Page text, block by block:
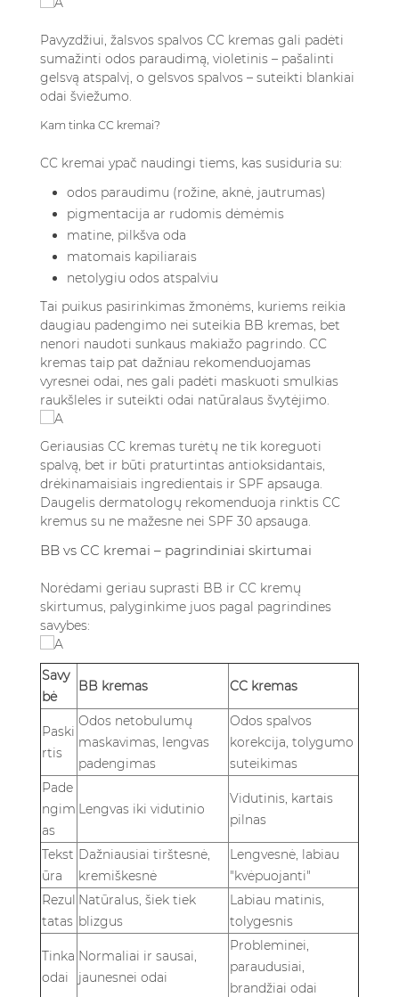
Pavyzdžiui, žalsvos spalvos CC kremas gali padėti
sumažinti odos paraudimą, violetinis – pašalinti
gelsvą atspalvį, o gelsvos spalvos – suteikti blankiai
odai šviežumo.
Kam tinka CC kremai?
CC kremai ypač naudingi tiems, kas susiduria su:
odos paraudimu (rožine, aknė, jautrumas)
pigmentacija ar rudomis dėmėmis
matine, pilkšva oda
matomais kapiliarais
netolygiu odos atspalviu
Tai puikus pasirinkimas žmonėms, kuriems reikia
daugiau padengimo nei suteikia BB kremas, bet
nenori naudoti sunkaus makiažo pagrindo. CC
kremas taip pat dažniau rekomenduojamas
vyresnei odai, nes gali padėti maskuoti smulkias
raukšleles ir suteikti odai natūralaus švytėjimo.
Geriausias CC kremas turėtų ne tik koreguoti
spalvą, bet ir būti praturtintas antioksidantais,
drėkinamaisiais ingredientais ir SPF apsauga.
Daugelis dermatologų rekomenduoja rinktis CC
kremus su ne mažesne nei SPF 30 apsauga.
BB vs CC kremai – pagrindiniai skirtumai
Norėdami geriau suprasti BB ir CC kremų
skirtumus, palyginkime juos pagal pagrindines
savybes:
Savy
bė
BB kremas CC kremas
Paski
rtis
Odos netobulumų
maskavimas, lengvas
padengimas
Odos spalvos
korekcija, tolygumo
suteikimas
Pade
ngim
as
Lengvas iki vidutinio
Vidutinis, kartais
pilnas
Tekst
ūra
Dažniausiai tirštesnė,
kremiškesnė
Lengvesnė, labiau
"kvėpuojanti"
Rezul
tatas
Natūralus, šiek tiek
blizgus
Labiau matinis,
tolygesnis
Tinka
odai
Normaliai ir sausai,
jaunesnei odai
Probleminei,
paraudusiai,
brandžiai odai